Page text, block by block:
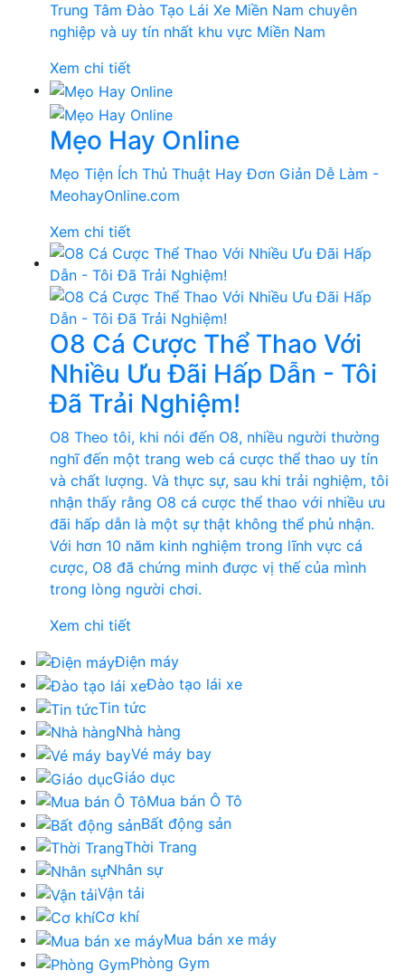
Trung Tâm Đào Tạo Lái Xe Miền Nam chuyên
nghiệp và uy tín nhất khu vực Miền Nam
Xem chi tiết
Mẹo Hay Online
Mẹo Tiện Ích Thủ Thuật Hay Đơn Giản Dễ Làm -
MeohayOnline.com
Xem chi tiết
O8 Cá Cược Thể Thao Với
Nhiều Ưu Đãi Hấp Dẫn - Tôi
Đã Trải Nghiệm!
O8 Theo tôi, khi nói đến O8, nhiều người thường
nghĩ đến một trang web cá cược thể thao uy tín
và chất lượng. Và thực sự, sau khi trải nghiệm, tôi
nhận thấy rằng O8 cá cược thể thao với nhiều ưu
đãi hấp dẫn là một sự thật không thể phủ nhận.
Với hơn 10 năm kinh nghiệm trong lĩnh vực cá
cược, O8 đã chứng minh được vị thế của mình
trong lòng người chơi.
Xem chi tiết
Điện máy
Đào tạo lái xe
Tin tức
Nhà hàng
Vé máy bay
Giáo dục
Mua bán Ô Tô
Bất động sản
Thời Trang
Nhân sự
Vận tải
Cơ khí
Mua bán xe máy
Phòng Gym